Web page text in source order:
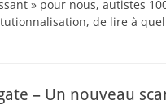
» pour nous, autistes
de lire à
– Un nouveau